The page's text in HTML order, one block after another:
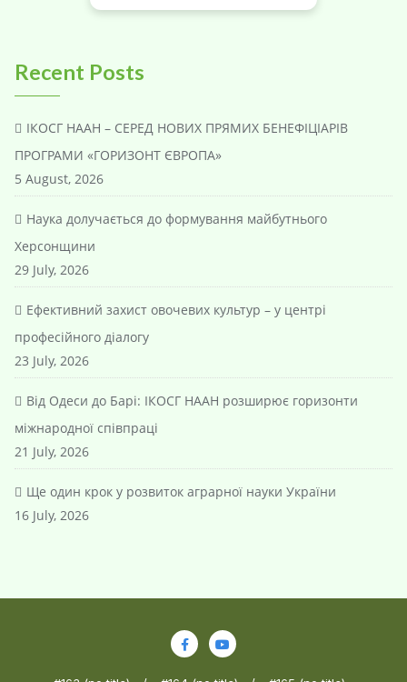
Recent Posts
ІКОСГ НААН – СЕРЕД НОВИХ ПРЯМИХ БЕНЕФІЦІАРІВ
ПРОГРАМИ «ГОРИЗОНТ ЄВРОПА»
5 August, 2026
Наука долучається до формування майбутнього
Херсонщини
29 July, 2026
Ефективний захист овочевих культур – у центрі
професійного діалогу
23 July, 2026
Від Одеси до Барі: ІКОСГ НААН розширює горизонти
міжнародної співпраці
21 July, 2026
Ще один крок у розвиток аграрної науки України
16 July, 2026